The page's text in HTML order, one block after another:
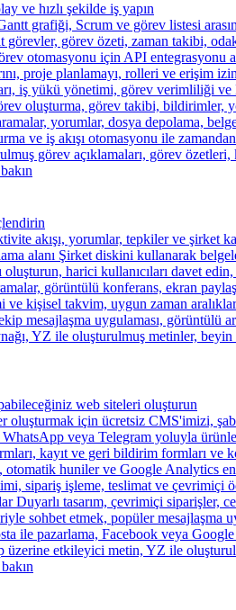
ve hızlı şekilde iş yapın
grafiği, Scrum ve görev listesi
görev özeti, zaman takibi,
otomasyonu için API entegrasyonu
proje planlamayı, rolleri ve erişim
iş yükü yönetimi, görev verimliliği
oluşturma, görev takibi, bildirimler,
yorumlar, dosya depolama,
ve iş akışı otomasyonu ile
görev açıklamaları, görev
akışı, yorumlar, tepkiler ve şirket
alanı Şirket diskini kullanarak
oluşturun, harici kullanıcıları davet
görüntülü konferans, ekran
ve kişisel takvim, uygun zaman
mesajlaşma uygulaması, görüntülü
YZ ile oluşturulmuş metinler, beyin
web siteleri oluşturun
oluşturmak için ücretsiz CMS'imizi,
veya Telegram yoluyla
kayıt ve geri bildirim formları ve
otomatik huniler ve Google Analytics
sipariş işleme, teslimat ve çevrimiçi
Duyarlı tasarım, çevrimiçi siparişler,
sohbet etmek, popüler mesajlaşma
ile pazarlama, Facebook veya
üzerine etkileyici metin, YZ ile